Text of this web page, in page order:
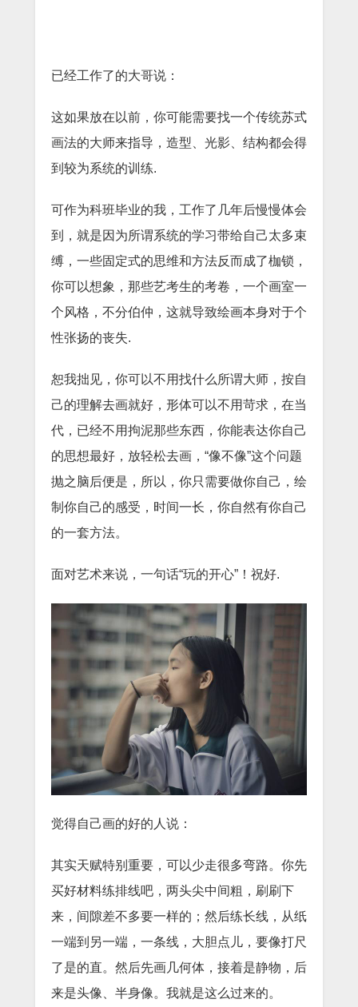
已经工作了的大哥说：
这如果放在以前，你可能需要找一个传统苏式
画法的大师来指导，造型、光影、结构都会得
到较为系统的训练.
可作为科班毕业的我，工作了几年后慢慢体会
到，就是因为所谓系统的学习带给自己太多束
缚，一些固定式的思维和方法反而成了枷锁，
你可以想象，那些艺考生的考卷，一个画室一
个风格，不分伯仲，这就导致绘画本身对于个
性张扬的丧失.
恕我拙见，你可以不用找什么所谓大师，按自
己的理解去画就好，形体可以不用苛求，在当
代，已经不用拘泥那些东西，你能表达你自己
的思想最好，放轻松去画，“像不像”这个问题
抛之脑后便是，所以，你只需要做你自己，绘
制你自己的感受，时间一长，你自然有你自己
的一套方法。
面对艺术来说，一句话“玩的开心”！祝好.
觉得自己画的好的人说：
其实天赋特别重要，可以少走很多弯路。你先
买好材料练排线吧，两头尖中间粗，刷刷下
来，间隙差不多要一样的；然后练长线，从纸
一端到另一端，一条线，大胆点儿，要像打尺
了是的直。然后先画几何体，接着是静物，后
来是头像、半身像。我就是这么过来的。